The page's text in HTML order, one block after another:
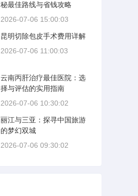
秘最佳路线与省钱攻略
2026-07-06 15:00:03
昆明切除包皮手术费用详解
2026-07-06 11:00:03
云南丙肝治疗最佳医院：选
择与评估的实用指南
2026-07-06 10:30:02
丽江与三亚：探寻中国旅游
的梦幻双城
2026-07-06 09:30:02